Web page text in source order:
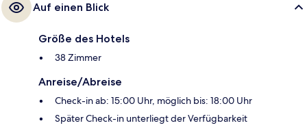
Auf einen Blick
Größe des Hotels
38 Zimmer
Anreise/Abreise
Check-in ab: 15:00 Uhr, möglich bis: 18:00 Uhr
Später Check-in unterliegt der Verfügbarkeit